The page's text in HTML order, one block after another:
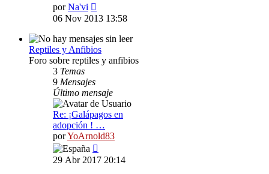
porNa'vi
último
06 Nov 2013 13:58
Reptiles y Anfibios
Foro sobre reptiles y anfibios
3 Temas
9 Mensajes
Último mensaje
Re: ¡Galápagos en
adopción ! …
porYoArnold83
último
29 Abr 2017 20:14